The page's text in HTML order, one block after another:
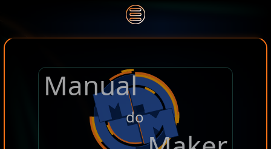
Manual
do